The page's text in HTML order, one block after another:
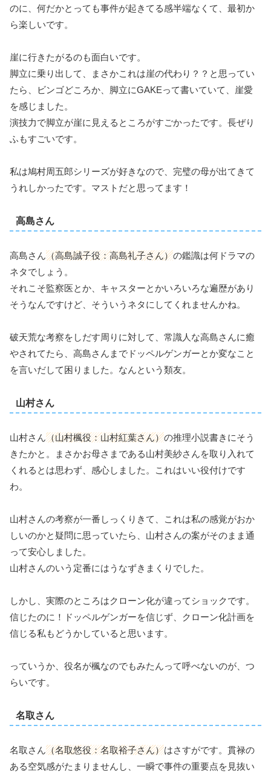
のに、何だかとっても事件が起きてる感半端なくて、最初か
ら楽しいです。
崖に行きたがるのも面白いです。
脚立に乗り出して、まさかこれは崖の代わり？？と思ってい
たら、ビンゴどころか、脚立にGAKEって書いていて、崖愛
を感じました。
演技力で脚立が崖に見えるところがすごかったです。長ぜり
ふもすごいです。
私は鳩村周五郎シリーズが好きなので、完璧の母が出てきて
うれしかったです。マストだと思ってます！
高島さん
高島さん（高島誠子役：高島礼子さん）の鑑識は何ドラマの
ネタでしょう。
それこそ監察医とか、キャスターとかいろいろな遍歴があり
そうなんですけど、そういうネタにしてくれませんかね。
破天荒な考察をしだす周りに対して、常識人な高島さんに癒
やされてたら、高島さんまでドッペルゲンガーとか変なこと
を言いだして困りました。なんという類友。
山村さん
山村さん（山村楓役：山村紅葉さん）の推理小説書きにそう
きたかと。まさかお母さまである山村美紗さんを取り入れて
くれるとは思わず、感心しました。これはいい役付けです
わ。
山村さんの考察が一番しっくりきて、これは私の感覚がおか
しいのかと疑問に思っていたら、山村さんの案がそのまま通
って安心しました。
山村さんのいう定番にはうなずきまくりでした。
しかし、実際のところはクローン化が違ってショックです。
信じたのに！ドッペルゲンガーを信じず、クローン化計画を
信じる私もどうかしていると思います。
っていうか、役名が楓なのでもみたんって呼べないのが、つ
らいです。
名取さん
名取さん（名取悠役：名取裕子さん）はさすがです。貫禄の
ある空気感がたまりませんし、一瞬で事件の重要点を見抜い